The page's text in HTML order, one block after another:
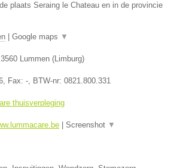
plaats Seraing le Chateau en in de provincie
Google maps ▼
3560 Lummen (Limburg)
, Fax: -, BTW-nr: 0821.800.331
thuisverpleging
Screenshot ▼